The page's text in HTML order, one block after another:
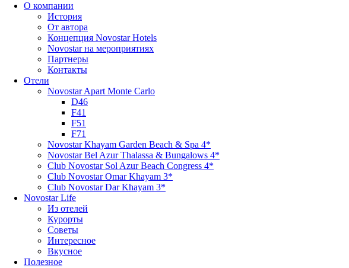
О компании
История
От автора
Концепция Novostar Hotels
Novostar на мероприятиях
Партнеры
Контакты
Отели
Novostar Apart Monte Carlo
D46
F41
F51
F71
Novostar Khayam Garden Beach & Spa 4*
Novostar Bel Azur Thalassa & Bungalows 4*
Club Novostar Sol Azur Beach Congress 4*
Club Novostar Omar Khayam 3*
Club Novostar Dar Khayam 3*
Novostar Life
Из отелей
Курорты
Советы
Интересное
Вкусное
Полезное